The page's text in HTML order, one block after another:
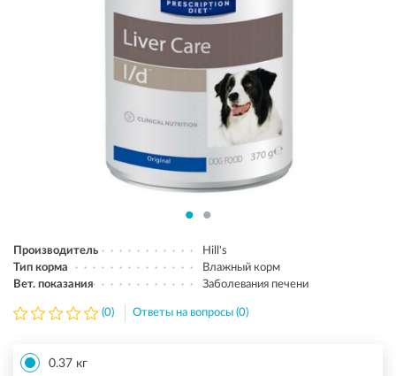
Производитель
Hill's
Тип корма
Влажный корм
Вет. показания
Заболевания печени
(0) Ответы на вопросы (0)
0.37 кг